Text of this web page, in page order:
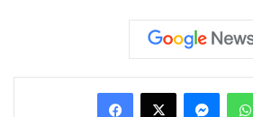
कि गणितज्ञ आनंद कुमार की
फिल्म ‘सुपर 30’ को बिहार
कर दिया है।